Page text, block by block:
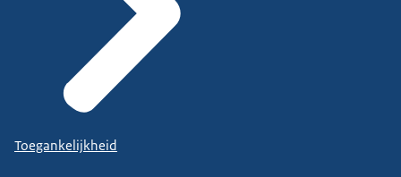
Toegankelijkheid